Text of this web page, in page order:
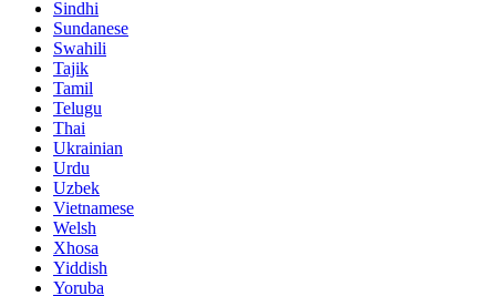
Sindhi
Sundanese
Swahili
Tajik
Tamil
Telugu
Thai
Ukrainian
Urdu
Uzbek
Vietnamese
Welsh
Xhosa
Yiddish
Yoruba